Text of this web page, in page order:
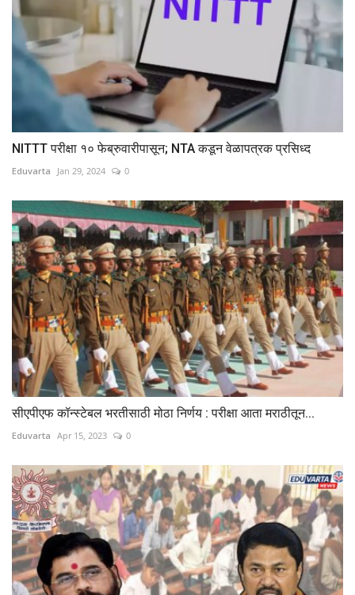
NITTT परीक्षा १० फेब्रुवारीपासून; NTA कडून वेळापत्रक प्रसिध्द
Eduvarta Jan 29, 2024 0
सीएपीएफ कॉन्स्टेबल भरतीसाठी मोठा निर्णय : परीक्षा आता मराठीतून...
Eduvarta Apr 15, 2023 0